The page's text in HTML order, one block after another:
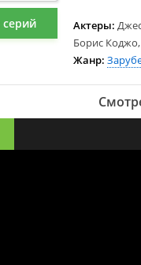
Актеры:
Борис
Жанр:
серий